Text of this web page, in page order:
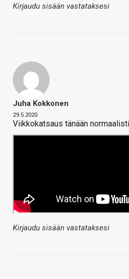
Kirjaudu sisään vastataksesi
Juha Kokkonen
29.5.2020
Viikkokatsaus tänään
Kirjaudu sisään vastataksesi